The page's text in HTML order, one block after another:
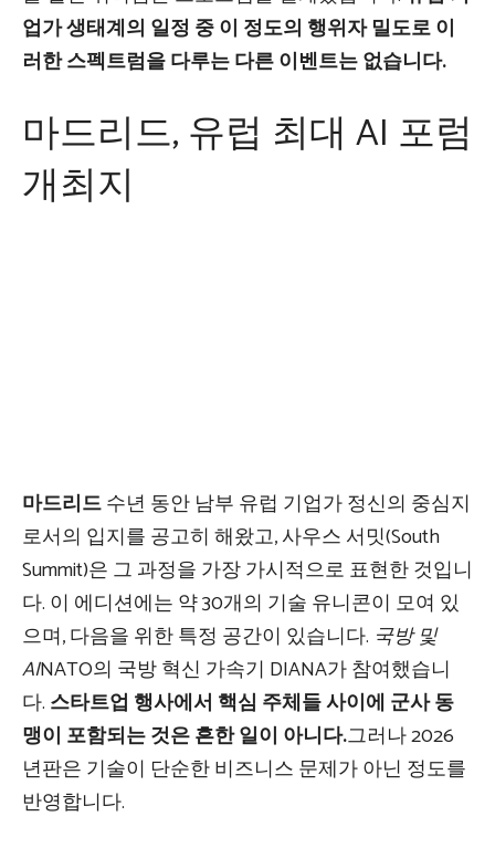
업가 생태계의 일정 중 이 정도의 행위자 밀도로 이
러한 스펙트럼을 다루는 다른 이벤트는 없습니다.
마드리드, 유럽 최대 AI 포럼
개최지
마드리드수년 동안 남부 유럽 기업가 정신의 중심지
로서의 입지를 공고히 해왔고, 사우스 서밋(South
Summit)은 그 과정을 가장 가시적으로 표현한 것입니
다. 이 에디션에는 약 30개의 기술 유니콘이 모여 있
으며, 다음을 위한 특정 공간이 있습니다. 국방 및
AINATO의 국방 혁신 가속기 DIANA가 참여했습니
다. 스타트업 행사에서 핵심 주체들 사이에 군사 동
맹이 포함되는 것은 흔한 일이 아니다.그러나 2026
년판은 기술이 단순한 비즈니스 문제가 아닌 정도를
반영합니다.